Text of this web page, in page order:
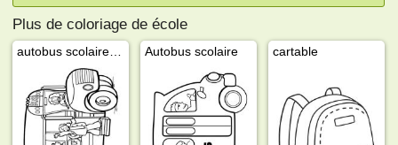
Plus de coloriage de école
Autobus scolaire cartable